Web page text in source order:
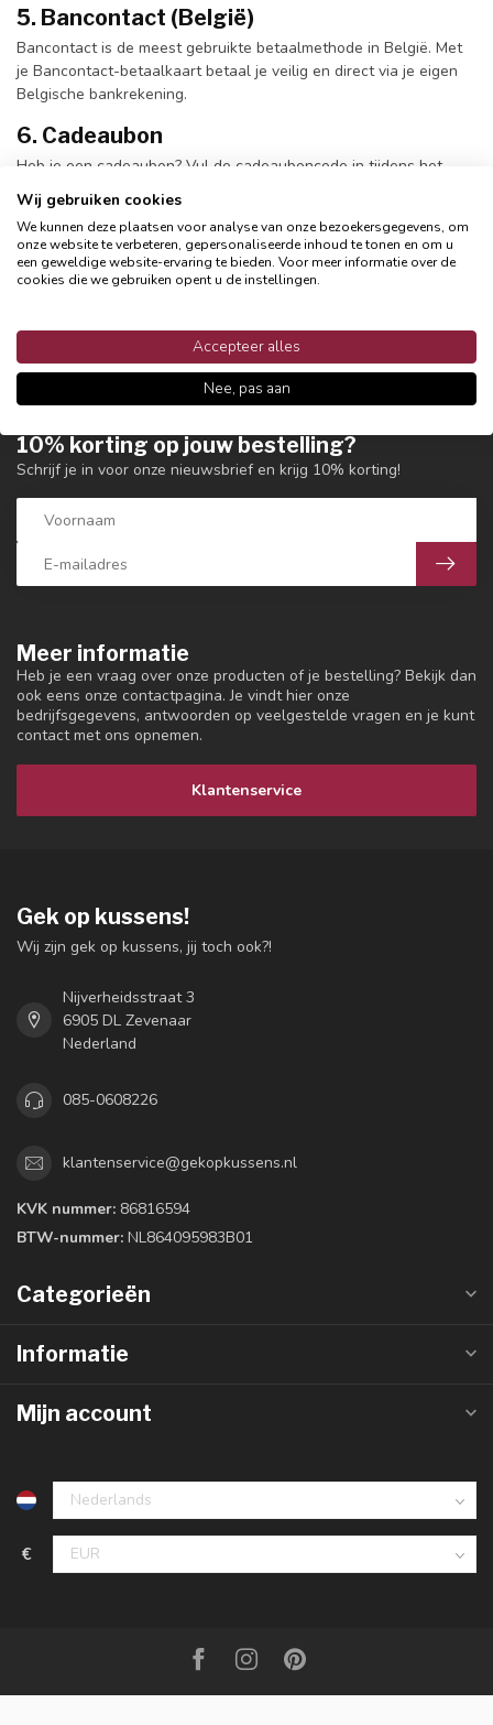
5. Bancontact (België)
Bancontact is de meest gebruikte betaalmethode in België. Met
je Bancontact-betaalkaart betaal je veilig en direct via je eigen
Belgische bankrekening.
6. Cadeaubon
Heb je een cadeaubon? Vul de cadeauboncode in tijdens het
afrekenen. Het tegoed wordt automatisch met het totaalbedrag
verrekend.
Let op:cadeaubonnen zijn niet inwisselbaar voor contant geld
en aankopen van cadeaubonnen kunnen niet worden
Meer informatie
Heb je een vraag over onze producten of je bestelling? Bekijk dan
ook eens onze contactpagina. Je vindt hier onze
bedrijfsgegevens, antwoorden op veelgestelde vragen en je kunt
contact met ons opnemen.
Klantenservice
10% korting op jouw bestelling?
Schrijf je in voor onze nieuwsbrief en krijg 10% korting!
Gek op kussens!
Wij zijn gek op kussens, jij toch ook?!
Nijverheidsstraat 3
6905 DL Zevenaar
Nederland
085-0608226
klantenservice@gekopkussens.nl
KVK nummer: 86816594
BTW-nummer: NL864095983B01
Categorieën
Informatie
Mijn account
€
Wij gebruiken cookies
We kunnen deze plaatsen voor analyse van onze bezoekersgegevens, om
onze website te verbeteren, gepersonaliseerde inhoud te tonen en om u
een geweldige website-ervaring te bieden. Voor meer informatie over de
cookies die we gebruiken opent u de instellingen.
Accepteer alles
Nee, pas aan